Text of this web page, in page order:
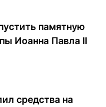
памятную
Иоанна Павла II
средства на